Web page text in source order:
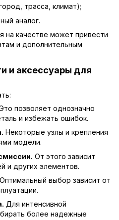
трасса, климат);
аналог.
на качестве может привести
и дополнительным
и аксессуары для
позволяет однозначно
и избежать ошибок.
Некоторые узлы и крепления
модели.
От этого зависит
и других элементов.
Оптимальный выбор зависит от
Для интенсивной
более надежные